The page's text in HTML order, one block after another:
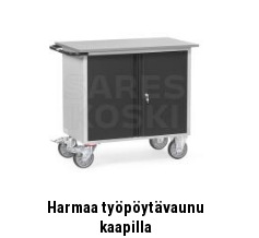
Harmaa työpöytävaunu
kaapilla